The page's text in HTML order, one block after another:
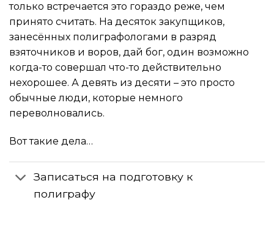
только встречается это гораздо реже, чем
принято считать. На десяток закупщиков,
занесённых полиграфологами в разряд
взяточников и воров, дай бог, один возможно
когда-то совершал что-то действительно
нехорошее. А девять из десяти – это просто
обычные люди, которые немного
переволновались.
Вот такие дела…
Записаться на подготовку к
полиграфу